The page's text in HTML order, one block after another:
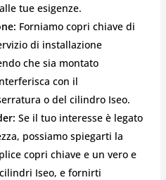
tue esigenze.
Forniamo copri chiave di
di installazione
che sia montato
con il
o del cilindro Iseo.
Se il tuo interesse è legato
possiamo spiegarti la
copri chiave e un vero e
Iseo, e fornirti